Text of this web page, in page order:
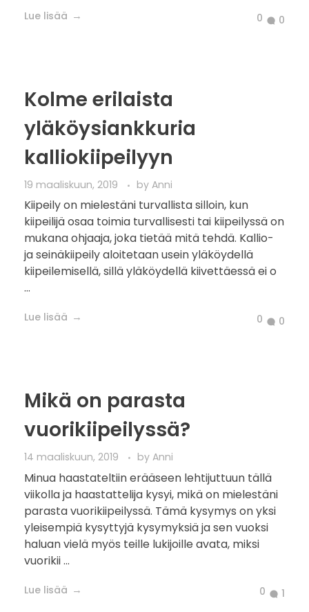
Kuukausi Denalille –
ehtiikö vielä tehdä jotain?
8 toukokuun, 2019 by Anni
Tasan kuukausi lähtöön Alaskaan kiipeilemään
Pohjois-Amerikan korkeinta huippua eli Denalia.
Palautuminen Nepalin reissusta on ollut hyvin jo
käynnissä ja ajatukset ovat siirtynyt jo Denalin
kiipeilyyn ja kaikkiin asioihin, jotka liittyvät sen
kiipeä ...
Lue lisää